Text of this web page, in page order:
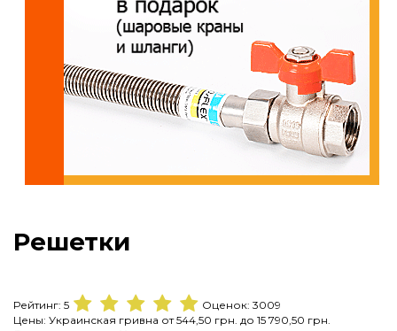
Решетки
Рейтинг: 5 Оценок: 3009
Цены: Украинская гривна от544,50 грн. до 15 790,50 грн.